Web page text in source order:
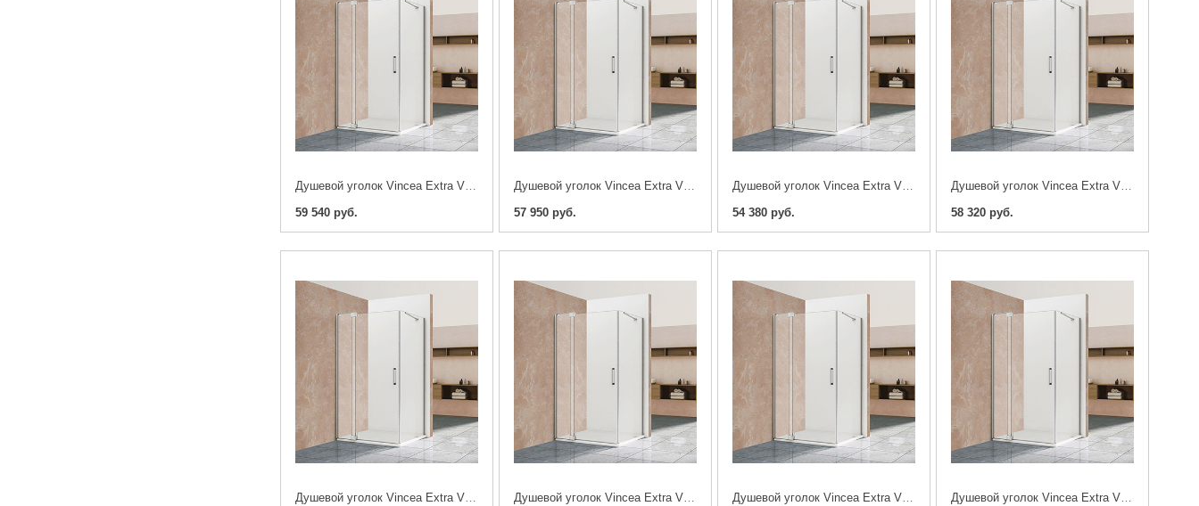
Душевой уголок Vincea Extra VSR-1E111210CL 110/120х100см. хром
59 540 руб.
Душевой уголок Vincea Extra VSR-1E111290CL 110/120х90см. хром
57 950 руб.
Душевой уголок Vincea Extra VSR-1E111280CL 110/120х80см. хром
54 380 руб.
Душевой уголок Vincea Extra VSR-1E101110CL 100/110х100см. хром
58 320 руб.
Душевой уголок Vincea Extra VSR-1E101190CL 100/110х90см. хром
Душевой уголок Vincea Extra VSR-1E101180CL 100/110х80см. хром
Душевой уголок Vincea Extra VSR-1E901010CL 90/100х100см. хром
Душевой уголок Vincea Extra VSR-1E901090CL 90/100х90см. хром